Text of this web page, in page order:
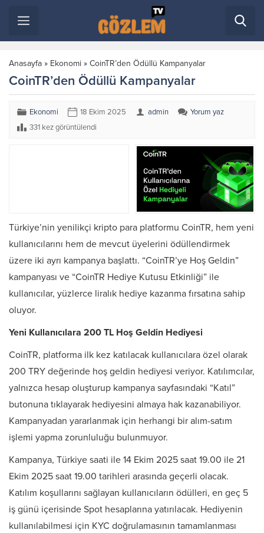
Anasayfa » Ekonomi » CoinTR’den Ödüllü Kampanyalar
CoinTR’den Ödüllü Kampanyalar
Ekonomi 18 Ekim 2025 admin
Yorum yaz
331 kez görüntülendi
Türkiye’nin yenilikçi kripto para platformu CoinTR, hem yeni
kullanıcılarını hem de mevcut üyelerini ödüllendirmek
üzere iki ayrı kampanya başlattı. “CoinTR’ye Hoş Geldin”
kampanyası ve “CoinTR Hediye Kutusu Etkinliği” ile
kullanıcılar, yüzlerce liralık hediye kazanma fırsatına sahip
oluyor.
Yeni Kullanıcılara 200 TL Hoş Geldin Hediyesi
CoinTR, platforma ilk kez katılacak kullanıcılara özel olarak
200 TRY değerinde hoş geldin hediyesi veriyor. Katılımcılar,
yalnızca hesap oluşturup kampanya sayfasındaki “Katıl”
butonuna tıklayarak hediyesini almaya hak kazanabiliyor.
Kampanyadan yararlanmak için herhangi bir alım-satım
işlemi yapma zorunluluğu bulunmuyor.
Kampanya, Türkiye saati ile 14 Ekim 2025 saat 19.00 ile 21
Ekim 2025 saat 19.00 tarihleri arasında geçerli olacak.
Katılım koşullarını sağlayan kullanıcıların ödülleri, en geç 5
iş günü içerisinde Spot hesaplarına yatırılacak. Hediyenin
kullanılabilmesi için KYC doğrulamasının tamamlanması